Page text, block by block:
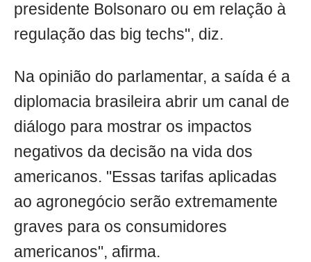
presidente Bolsonaro ou em relação à
regulação das big techs", diz.
Na opinião do parlamentar, a saída é a
diplomacia brasileira abrir um canal de
diálogo para mostrar os impactos
negativos da decisão na vida dos
americanos. "Essas tarifas aplicadas
ao agronegócio serão extremamente
graves para os consumidores
americanos", afirma.